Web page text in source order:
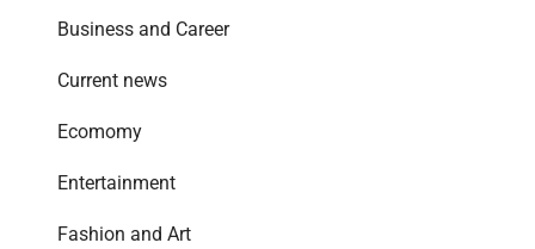
Business and Career
Current news
Ecomomy
Entertainment
Fashion and Art